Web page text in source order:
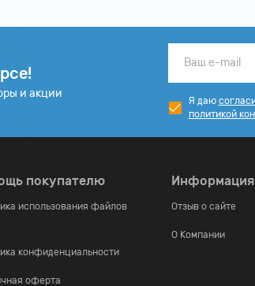
и акции
Я даю
политикой
покупателю
использования файлов
конфиденциальности
оферта
Информация
Отзыв о сайте
О Компании